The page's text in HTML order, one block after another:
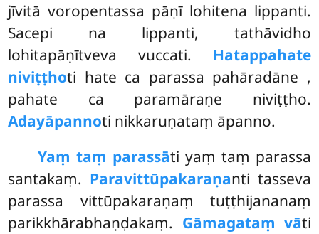
jīvitā voropentassa pāṇī lohitena lippanti.
Sacepi na lippanti, tathāvidho
lohitapāṇītveva vuccati. Hatappahate
niviṭṭhoti hate ca parassa pahāradāne ,
pahate ca paramāraṇe niviṭṭho.
Adayāpannoti nikkaruṇataṃ āpanno.
Yaṃ taṃ parassāti yaṃ taṃ parassa
santakaṃ. Paravittūpakaraṇanti tasseva
parassa vittūpakaraṇaṃ tuṭṭhijananaṃ
parikkhārabhaṇḍakaṃ. Gāmagataṃ vāti